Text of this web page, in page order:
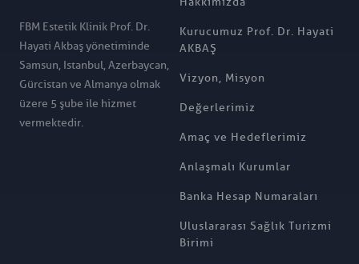
FBM Estetik Klinik Prof. Dr.
Hayati Akbaş yönetiminde
Samsun, Istanbul, Azerbaycan,
Gürcistan ve Almanya olmak
üzere 5 şube ile hizmet
vermektedir.
Kurucumuz Prof. Dr. Hayati
AKBAŞ
Vizyon, Misyon
Değerlerimiz
Amaç ve Hedeflerimiz
Anlaşmalı Kurumlar
Banka Hesap Numaraları
Uluslararası Sağlık Turizmi
Birimi